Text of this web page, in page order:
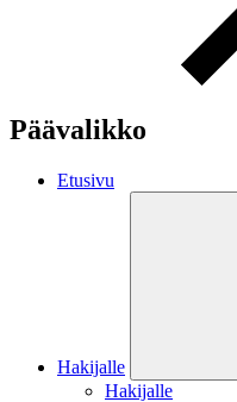
Päävalikko
Etusivu
Hakijalle
Hakijalle